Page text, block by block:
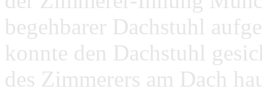
begehbarer Dachstuhl
konnte den Dachstuhl
des Zimmerers am Dach